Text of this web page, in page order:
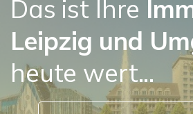
Das ist Ihre
Leipzig und
heute wert...